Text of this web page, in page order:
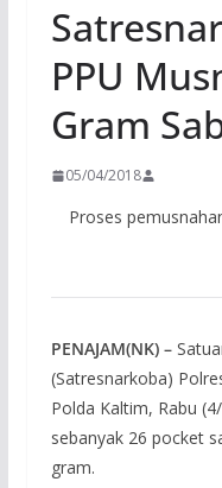
PPU
Gram
05/04/2018
Proses
PENAJAM(NK) –
(Satresnarkoba)
Polda Kaltim, Rabu
sebanyak 26 pocket
gram.